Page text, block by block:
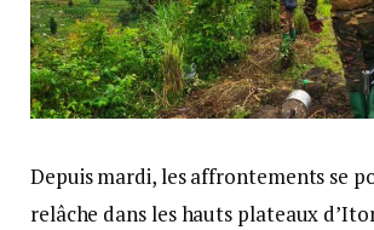
Depuis mardi, les affrontements se
relâche dans les hauts plateaux